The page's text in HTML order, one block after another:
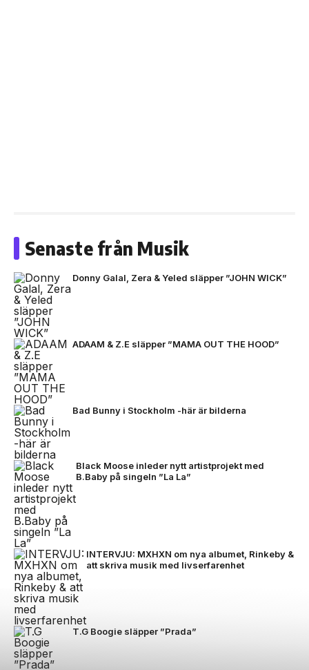
Senaste från Musik
Donny Galal, Zera & Yeled släpper ”JOHN WICK”
ADAAM & Z.E släpper ”MAMA OUT THE HOOD”
Bad Bunny i Stockholm -här är bilderna
Black Moose inleder nytt artistprojekt med
B.Baby på singeln ”La La”
INTERVJU: MXHXN om nya albumet, Rinkeby &
att skriva musik med livserfarenhet
T.G Boogie släpper ”Prada”